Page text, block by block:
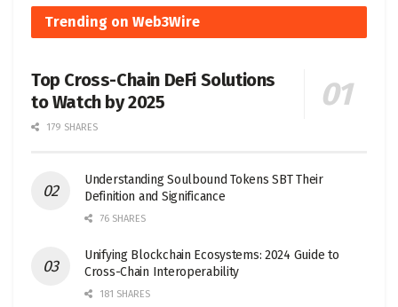
Trending on Web3Wire
Top Cross-Chain DeFi Solutions
to Watch by 2025
179 SHARES
Understanding Soulbound Tokens SBT Their
Definition and Significance
76 SHARES
Unifying Blockchain Ecosystems: 2024 Guide to
Cross-Chain Interoperability
181 SHARES